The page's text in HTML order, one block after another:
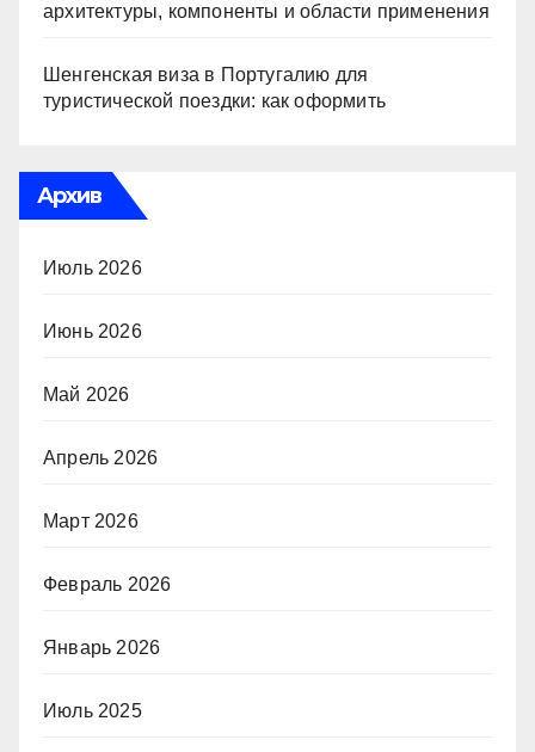
архитектуры, компоненты и области применения
Шенгенская виза в Португалию для
туристической поездки: как оформить
Архив
Июль 2026
Июнь 2026
Май 2026
Апрель 2026
Март 2026
Февраль 2026
Январь 2026
Июль 2025